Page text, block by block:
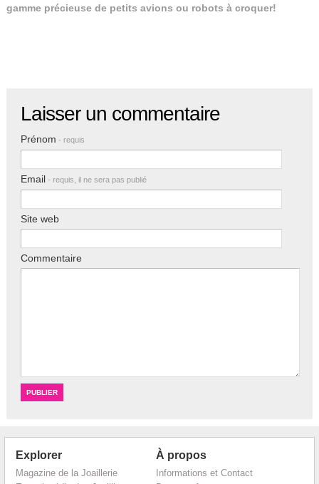
gamme précieuse de petits avions ou robots à croquer!
Laisser un commentaire
Prénom - requis
Email - requis, il ne sera pas publié
Site web
Commentaire
Explorer
Magazine de la Joaillerie
À propos
Informations et Contact